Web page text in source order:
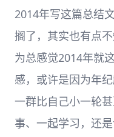
2014年写这篇总结
搁了，其实也有点
为总感觉2014年就
感，或许是因为年
一群比自己小一轮
事、一起学习，还